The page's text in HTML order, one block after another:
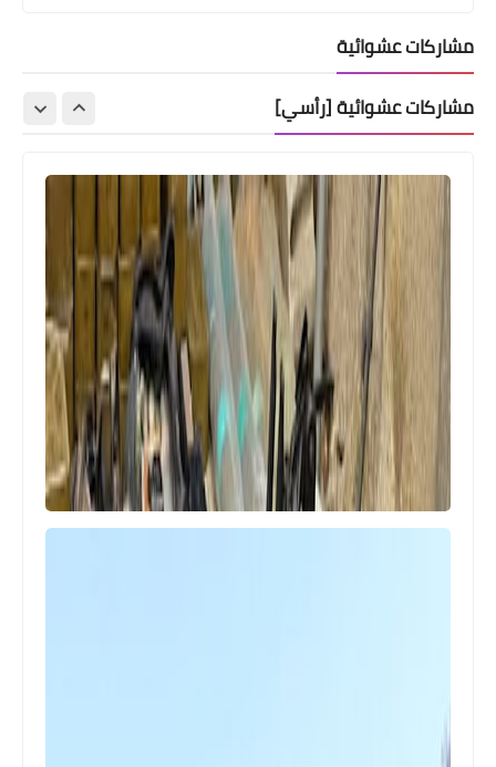
مشاركات عشوائية
مشاركات عشوائية [رأسي]